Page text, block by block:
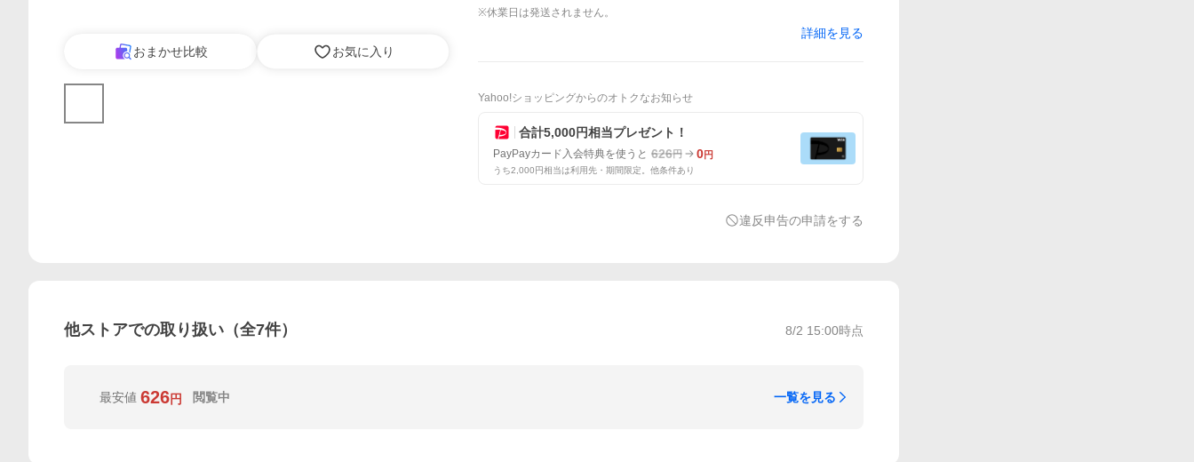
おまかせ比較 お気に入り
※休業日は発送されません。
詳細を見る
Yahoo!ショッピングからのオトクなお知らせ
合計5,000円相当プレゼント！
PayPayカード入会特典を使うと 626円 0円
うち2,000円相当は利用先・期間限定。他条件あり
違反申告の申請をする
他ストアでの取り扱い（全7件） 8/2 15:00時点
最安値 626円 閲覧中 一覧を見る